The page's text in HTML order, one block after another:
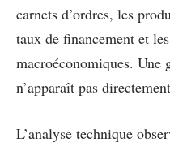
carnets d’ordres, les
taux de financement et
macroéconomiques. Une
n’apparaît pas
L’analyse technique